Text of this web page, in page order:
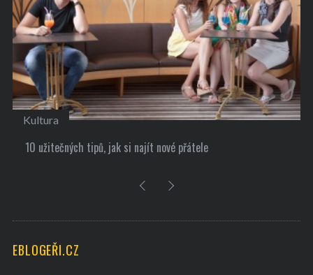
Kultura
10 užitečných tipů, jak si najít nové přátele
EBLOGEŘI.CZ